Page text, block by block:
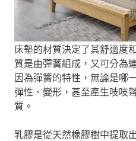
床墊的材質決定了其舒適度
質是由彈簧組成，又可分為
因為彈簧的特性，無論是哪
彈性、變形，甚至產生吱吱
質。
乳膠是從天然橡膠樹中提取